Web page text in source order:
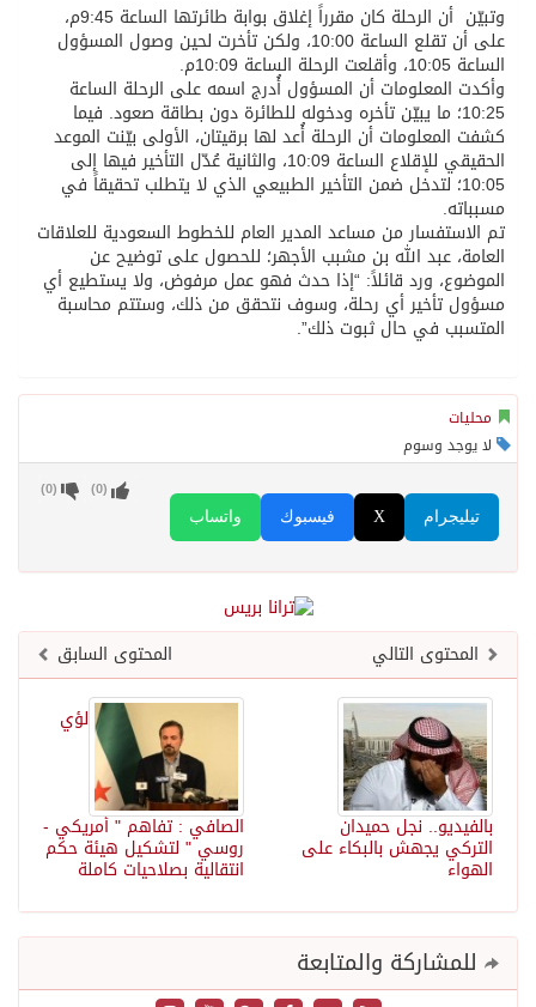
وتبيّن أن الرحلة كان مقرراً إغلاق بوابة طائرتها الساعة 9:45م،
على أن تقلع الساعة 10:00، ولكن تأخرت لحين وصول المسؤول
الساعة 10:05، وأقلعت الرحلة الساعة 10:09م.
وأكدت المعلومات أن المسؤول أُدرج اسمه على الرحلة الساعة
10:25؛ ما يبيّن تأخره ودخوله للطائرة دون بطاقة صعود. فيما
كشفت المعلومات أن الرحلة أُعد لها برقيتان، الأولى بيّنت الموعد
الحقيقي للإقلاع الساعة 10:09، والثانية عُدّل التأخير فيها إلى
10:05؛ لتدخل ضمن التأخير الطبيعي الذي لا يتطلب تحقيقاً في
مسبباته.
تم الاستفسار من مساعد المدير العام للخطوط السعودية للعلاقات
العامة، عبد الله بن مشبب الأجهر؛ للحصول على توضيح عن
الموضوع، ورد قائلاً: “إذا حدث فهو عمل مرفوض، ولا يستطيع أي
مسؤول تأخير أي رحلة، وسوف نتحقق من ذلك، وستتم محاسبة
المتسبب في حال ثبوت ذلك”.
محليات
لا يوجد وسوم
واتساب فيسبوك X تيليجرام
(
0
) (
0
)
المحتوى السابق
المحتوى التالي
لؤي
الصافي : تفاهم " أمريكي -
روسي " لتشكيل هيئة حكم
انتقالية بصلاحيات كاملة
بالفيديو.. نجل حميدان
التركي يجهش بالبكاء على
الهواء
للمشاركة والمتابعة